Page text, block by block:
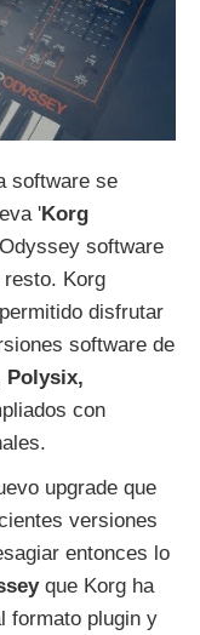
software se
'Korg
software
Korg
disfrutar
software de
Polysix,
con
upgrade que
versiones
entonces lo
que Korg ha
formato plugin y